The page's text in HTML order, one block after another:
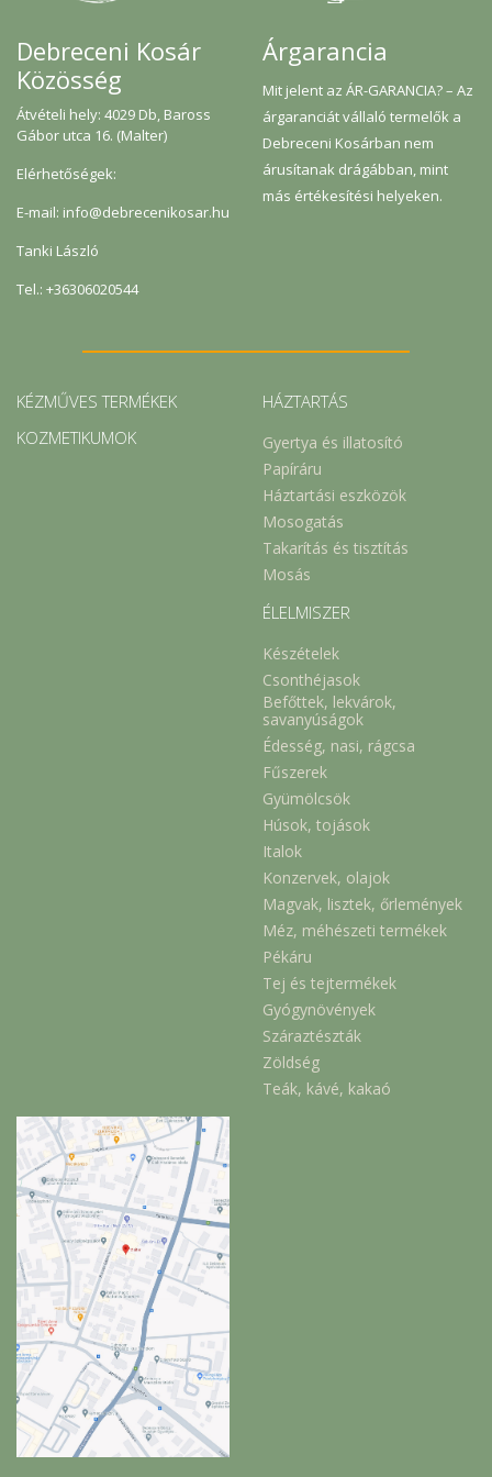
Debreceni Kosár
Közösség
Átvételi hely: 4029 Db, Baross
Gábor utca 16. (Malter)
Elérhetőségek:
E-mail: info@debrecenikosar.hu
Tanki László
Tel.: +36306020544
Árgarancia
Mit jelent az ÁR-GARANCIA? – Az
árgaranciát vállaló termelők a
Debreceni Kosárban nem
árusítanak drágábban, mint
más értékesítési helyeken.
KÉZMŰVES TERMÉKEK
KOZMETIKUMOK
HÁZTARTÁS
Gyertya és illatosító
Papíráru
Háztartási eszközök
Mosogatás
Takarítás és tisztítás
Mosás
ÉLELMISZER
Készételek
Csonthéjasok
Befőttek, lekvárok,
savanyúságok
Édesség, nasi, rágcsa
Fűszerek
Gyümölcsök
Húsok, tojások
Italok
Konzervek, olajok
Magvak, lisztek, őrlemények
Méz, méhészeti termékek
Pékáru
Tej és tejtermékek
Gyógynövények
Száraztészták
Zöldség
Teák, kávé, kakaó